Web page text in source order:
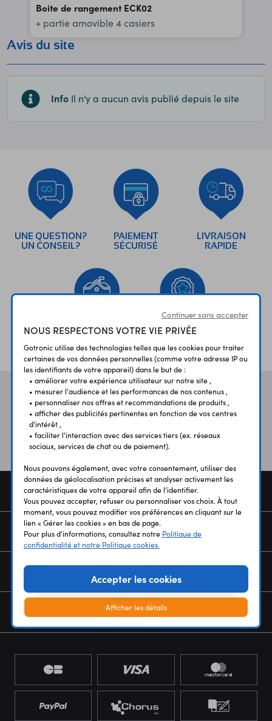
Boite de rangement ECK02
+ partie amovible 4 casiers
Avis du site
Info Il n'y a aucun avis publié depuis le site
UNE QUESTION?
UN CONSEIL?
PAIEMENT
SÉCURISÉ
LIVRAISON
RAPIDE
ÉTABLISSEMENTS
SCOLAIRES
PLUS 30 ANS
D’EXPERIENCE
Vos aviset témoignages
COMMANDE
SERVICES
NEWSLETTER
Continuer sans accepter
NOUS RESPECTONS VOTRE VIE PRIVÉE
Gotronic utilise des technologies telles que les cookies pour traiter
certaines de vos données personnelles (comme votre adresse IP ou
les identifiants de votre appareil) dans le but de :
• améliorer votre expérience utilisateur sur notre site ,
• mesurer l'audience et les performances de nos contenus ,
• personnaliser nos offres et recommandations de produits ,
• afficher des publicités pertinentes en fonction de vos centres
d'intérêt ,
• faciliter l'interaction avec des services tiers (ex. réseaux
sociaux, services de chat ou de paiement).
Nous pouvons également, avec votre consentement, utiliser des
données de géolocalisation précises et analyser activement les
caractéristiques de votre appareil afin de l'identifier.
Vous pouvez accepter, refuser ou personnaliser vos choix. À tout
moment, vous pouvez modifier vos préférences en cliquant sur le
lien « Gérer les cookies » en bas de page.
Pour plus d'informations, consultez notre Politique de
confidentialité et notre Politique cookies.
Accepter les cookies
Afficher les détails